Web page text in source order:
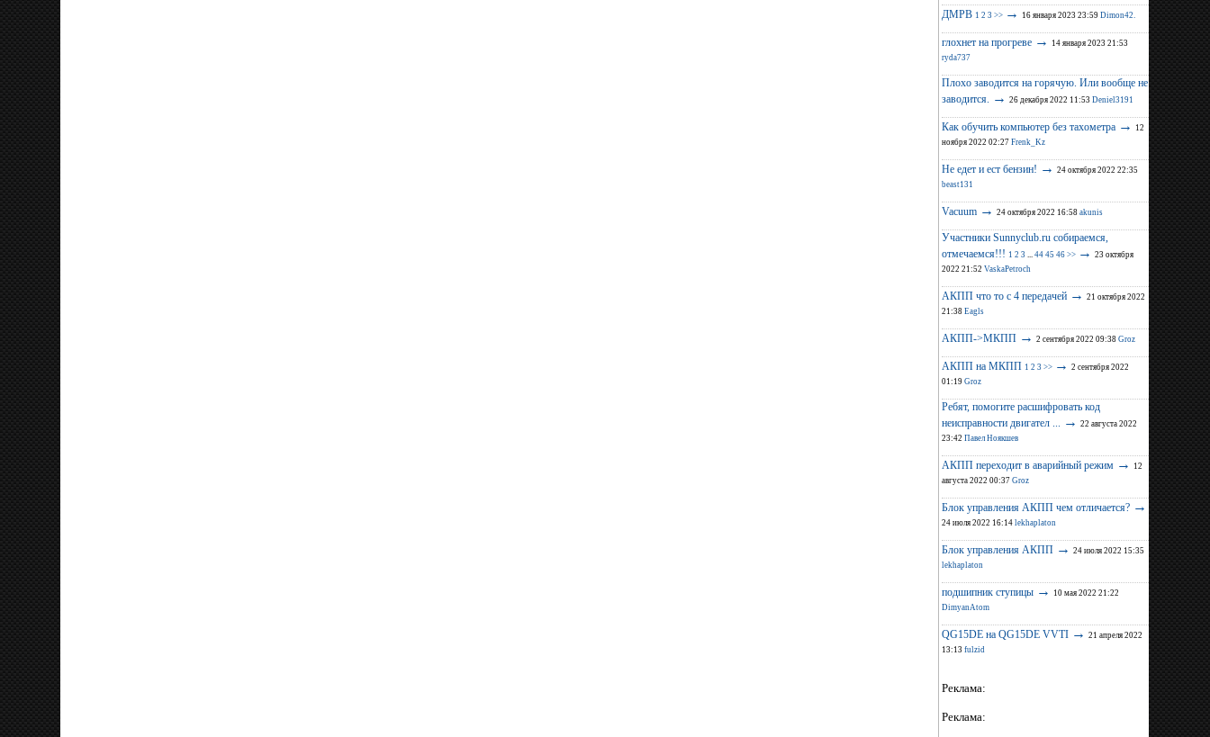
ДМРВ 1 2 3 >> → 16 января 2023 23:59 Dimon42.
глохнет на прогреве →
14 января 2023 21:53
ryda737
Плохо заводится на горячую. Или вообще не
заводится.
→ 26 декабря 2022 11:53 Deniel3191
Как обучить компьютер без тахометра →
12
ноября 2022 02:27 Frenk_Kz
Не едет и ест бензин! → 24 октября 2022 22:35
beast131
Vacuum → 24 октября 2022 16:58 akunis
Участники Sunnyclub.ru собираемся,
отмечаемся!!! 1 2 3 44 45 46 >> → 23 октября
2022 21:52 VaskaPetroch
АКПП что то с 4 передачей → 21 октября 2022
21:38 Eagls
АКПП->МКПП → 2 сентября 2022 09:38 Groz
АКПП на МКПП 1 2 3 >> → 2 сентября 2022
01:19 Groz
Ребят, помогите расшифровать код
неисправности двигател ...
→ 22 августа 2022
23:42 Павел Ноякшев
АКПП переходит в аварийный режим →
12
августа 2022 00:37 Groz
Блок управления АКПП чем отличается? →
24 июля 2022 16:14 lekhaplaton
Блок управления АКПП → 24 июля 2022 15:35
lekhaplaton
подшипник ступицы →
10 мая 2022 21:22
DimyanAtom
QG15DE на QG15DE VVTI → 21 апреля 2022
13:13 fulzid
Реклама:
Реклама: